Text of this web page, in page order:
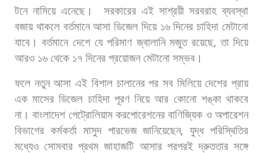
টনে নামিয়ে এনেছে। সরকারের এই সাশ্রয়ী সরবরাহ ব্যবস্থা
বজায় থাকলে বর্তমানে আসা ডিজেল দিয়ে ১৬ দিনের চাহিদা মেটানো
যাবে। বর্তমানে দেশে যে পরিমাণ জ্বালানি মজুত রয়েছে,তা দিয়ে
আরও ১৬ থেকে ১৭ দিনের প্রয়োজন মেটানো সম্ভব।
ফলে নতুন আসা এই বিশাল চালানের পর সব মিলিয়ে দেশের প্রায়
এক মাসের ডিজেল চাহিদা পূরণ নিয়ে আর কোনো শঙ্কা থাকবে
না। বাংলাদেশ পেট্রোলিয়াম করপোরেশনের বাণিজ্যিক ও অপারেশন
বিভাগের কর্মকর্তা মাসুদ পারভেজ জানিয়েছেন,যুদ্ধ পরিস্থিতির
মধ্যেও সোমবার প্রথম জাহাজটি আসার পরপরই দ্রুততার সঙ্গে